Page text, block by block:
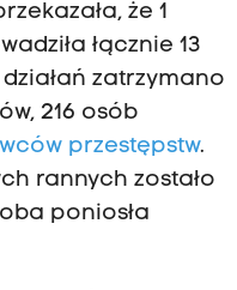
że 1
łącznie 13
zatrzymano
216 osób
przestępstw.
rannych zostało
poniosła